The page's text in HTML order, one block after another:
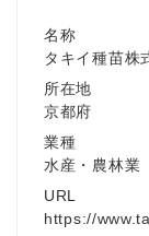
名称
タキイ種苗株
所在地
京都府
業種
水産・農林業
URL
https://